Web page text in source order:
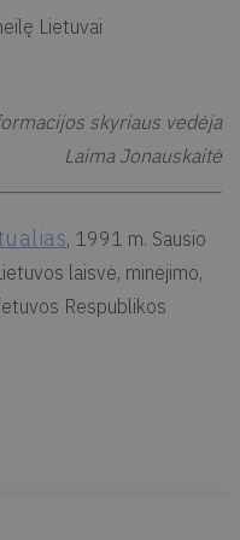
Lietuvai
skyriaus vedėja
Laima Jonauskaitė
, 1991 m. Sausio
laisvė, minėjimo,
Respublikos